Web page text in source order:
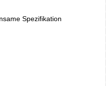
Spezifikation